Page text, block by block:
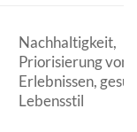
Nachhaltigkeit,
Priorisierung von
Erlebnissen,
Lebensstil